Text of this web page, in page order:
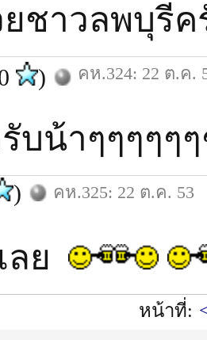
ยชาวลพบุรีค
) คห.324: 22 ต.ค.
บน้าๆๆๆๆๆ
) คห.325: 22 ต.ค. 53
ลย
หน้าที่: